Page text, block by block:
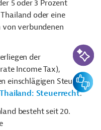
5 oder 3 Prozent
oder eine
verbundenen
der
Income Tax),
einschlägigen Steuern.
Thailand: Steuerrecht.
besteht seit 20.
KI-